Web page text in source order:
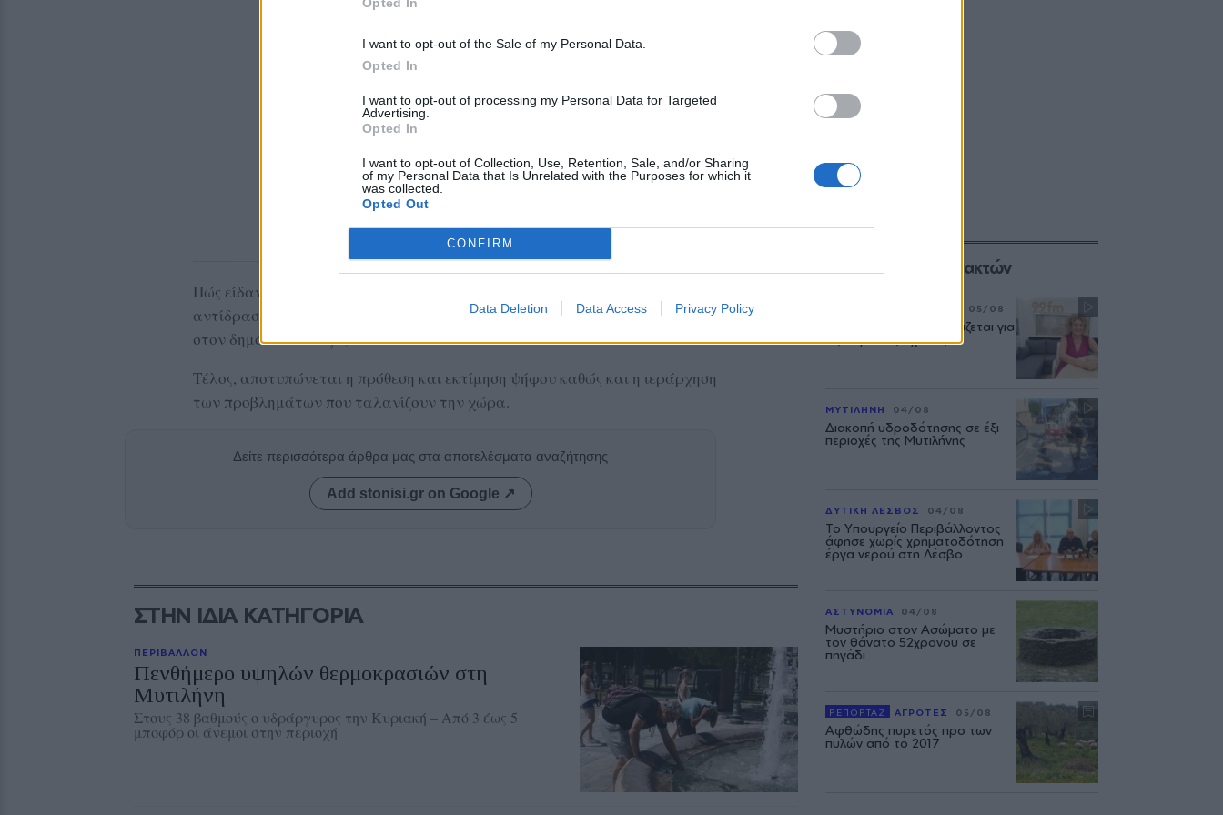
I want to opt-out of the Sale of my Personal Data.
Opted In
I want to opt-out of processing my Personal Data for Targeted
Advertising.
Opted In
I want to opt-out of Collection, Use, Retention, Sale, and/or Sharing
of my Personal Data that Is Unrelated with the Purposes for which it
was collected.
Opted Out
CONFIRM
Data Deletion Data Access Privacy Policy
Πώς είδαν οι πολίτες τον Αλέξη Τσίπρα και τη Μαρία Καρυστιανού; Ποια η
αντίδραση των ψηφοφόρων στους νέους σχηματισμούς που διεκδικούν χώρο
στον δημόσιο διάλογο;
Τέλος, αποτυπώνεται η πρόθεση και εκτίμηση ψήφου καθώς και η ιεράρχηση
των προβλημάτων που ταλανίζουν την χώρα.
Δείτε περισσότερα άρθρα μας στα αποτελέσματα αναζήτησης
Add stonisi.gr on Google ↗
ΣΤΗΝ ΙΔΙΑ ΚΑΤΗΓΟΡΙΑ
ΠΕΡΙΒΑΛΛΟΝ
Πενθήμερο υψηλών θερμοκρασιών στη
Μυτιλήνη
Στους 38 βαθμούς ο υδράργυρος την Κυριακή – Από 3 έως 5
μποφόρ οι άνεμοι στην περιοχή
Επιλογές των Συντακτών
05/08
«Η ασφάλεια δεν θυσιάζεται για
τις δημόσιες σχέσεις»
ΜΥΤΙΛΗΝΗ 04/08
Διακοπή υδροδότησης σε έξι
περιοχές της Μυτιλήνης
ΔΥΤΙΚΗ ΛΕΣΒΟΣ 04/08
Το Υπουργείο Περιβάλλοντος
άφησε χωρίς χρηματοδότηση
έργα νερού στη Λέσβο
ΑΣΤΥΝΟΜΙΑ 04/08
Μυστήριο στον Ασώματο με
τον θάνατο 52χρονου σε
πηγάδι
ΡΕΠΟΡΤΑΖ ΑΓΡΟΤΕΣ 05/08
Αφθώδης πυρετός προ των
πυλών από το 2017